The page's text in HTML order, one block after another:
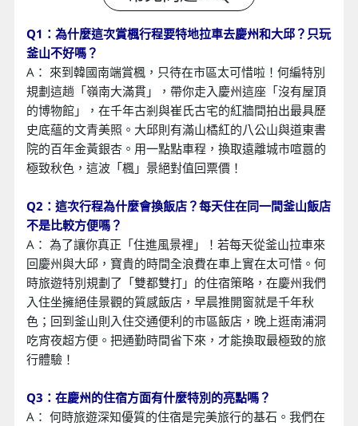
Q1：為什麼這次賞楓行程要特地拉車去慶州和大邱？只玩
釜山不好嗎？
A： 來到韓國南端賞楓，只待在市區太可惜啦！何編特別
規劃這趟「嶺南大滿貫」，帶你走入慶州這座「沒有屋頂
的博物館」，在千年古剎與崔氏古宅的紅牆間拍出最具歷
史底蘊的文青美照。大邱則有滿山橘紅的八公山與道東書
院的百年金黃銀杏。用一點點車程，換取遠離城市喧囂的
極致秋色，這波「楓」景絕對值回票價！
Q2：這次行程為什麼會換飯店？每天住在同一間釜山飯店
不是比較方便嗎？
A： 為了讓你真正「住進風景裡」！若每天從釜山拉車來
回慶州與大邱，寶貴的時間全浪費在車上實在太可惜。何
時旅遊特別規劃了「雙都雙打」的住宿策略，在慶州我們
入住坐擁絕佳景觀的質感飯店，早晨推開窗就是千年秋
色；回到釜山則入住交通便利的市區飯店，晚上逛南浦洞
吃宵夜超方便。把通勤時間省下來，才能換取最極致的旅
行體驗！
Q3：在慶州的住宿方面有什麼特別的亮點嗎？
A： 何時旅遊深知優質的住宿是完美旅行的基石。我們在